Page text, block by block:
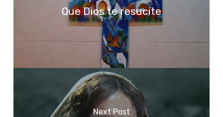
Que Dios te resucite
Next Post